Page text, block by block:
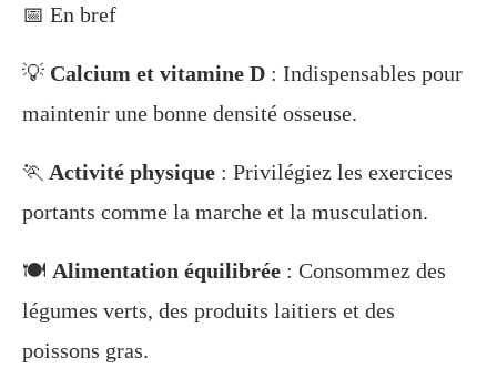
📅 En bref
💡 Calcium et vitamine D : Indispensables pour
maintenir une bonne densité osseuse.
🏃 Activité physique : Privilégiez les exercices
portants comme la marche et la musculation.
🍽️ Alimentation équilibrée : Consommez des
légumes verts, des produits laitiers et des
poissons gras.